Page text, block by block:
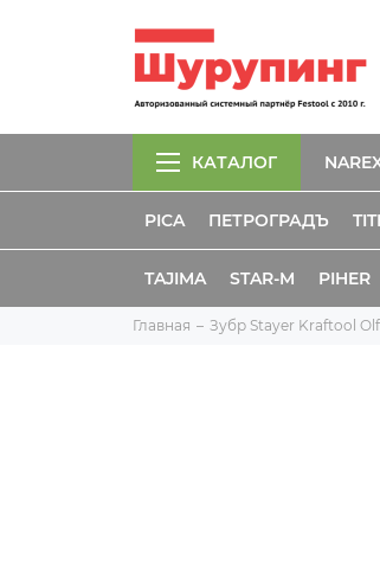
КАТАЛОГ
PICA ПЕТРОГРАДЪ
TAJIMA STAR-M PIHER
Главная Зубр Stayer Kraftool